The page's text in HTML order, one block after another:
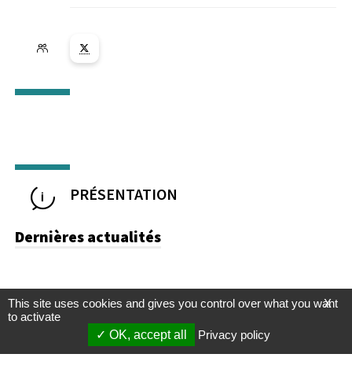
Lien vers la page X ( Nouvelle fenêtre)
PRÉSENTATION
Dernières actualités
X
This site uses cookies and gives you control over what you want
to activate
OK, accept all
Privacy policy